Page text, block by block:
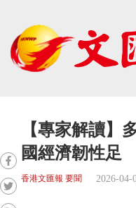
【專家解讀】
國經濟韌性足
香港文匯報 要聞 2026-04-